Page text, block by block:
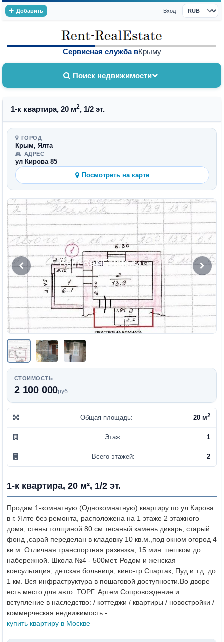
Добавить Вход
Валюта
Сервисная служба вКрыму
Поиск недвижимости
1-к квартира, 20 м2, 1/2 эт.
ГОРОД
Крым, Ялта
АДРЕС
ул Кирова 85
Посмотреть на карте
СТОИМОСТЬ
2 100 000руб
Общая площадь: 20 м2
Этаж: 1
Всего этажей: 2
1-к квартира, 20 м², 1/2 эт.
Продам 1-комнатную (Однокомнатную) квартиру по ул.Кирова
в г. Ялте без ремонта, расположена на 1 этаже 2 этажного
дома, стены толщиной 80 см тесаный камень дикарь, старый
фонд ,сарай переделан в кладовку 10 кв.м.,под окном огород 4
кв.м. Отличная транспортная развязка, 15 мин. пешком до
набережной. Школа №4 - 500мет. Родом и женская
консультация, детская больница, кино-тр Спартак, Пуд и т.д. до
1 км. Вся инфраструктура в пошаговой доступности. Во дворе
есть место для авто. ТОРГ. Артем Сопровождение и
вступление в наследство: / коттеджи / квартиры / новостройки /
коммерческая недвижимость -
купить квартиру в Москве